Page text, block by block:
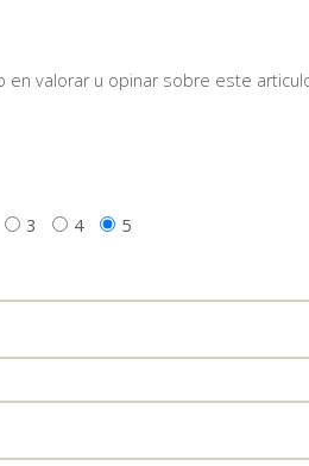
en valorar u opinar sobre este
3 4 5